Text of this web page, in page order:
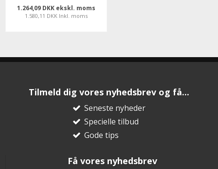
1.264,09 DKK ekskl. moms
1.580,11 DKK Inkl. moms
Tilmeld dig vores nyhedsbrev og få...
Seneste nyheder
Specielle tilbud
Gode tips
Få vores nyhedsbrev